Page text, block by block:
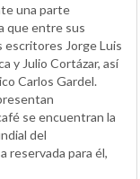
una parte
que entre sus
escritores Jorge Luis
y Julio Cortázar, así
Carlos Gardel.
se encuentran la
del
reservada para él,